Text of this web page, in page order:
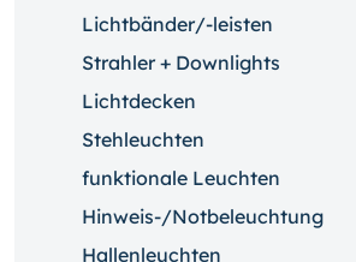
Lichtbänder/-leisten
Strahler + Downlights
Lichtdecken
Stehleuchten
funktionale Leuchten
Hinweis-/Notbeleuchtung
Hallenleuchten